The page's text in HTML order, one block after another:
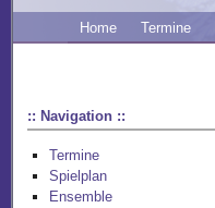
Home Termine
:: Navigation ::
Termine
Spielplan
Ensemble